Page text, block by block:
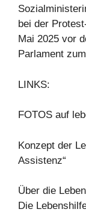
bei der
Mai 2025 vor
Parlament
LINKS:
FOTOS auf
Konzept der
Assistenz“
Über die
Die